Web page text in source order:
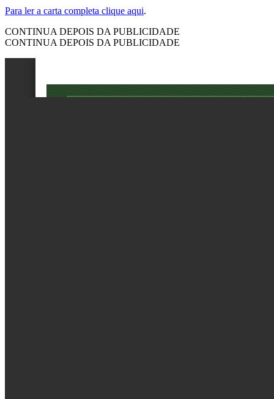
Para ler a carta completa clique aqui.
CONTINUA DEPOIS DA PUBLICIDADE
CONTINUA DEPOIS DA PUBLICIDADE